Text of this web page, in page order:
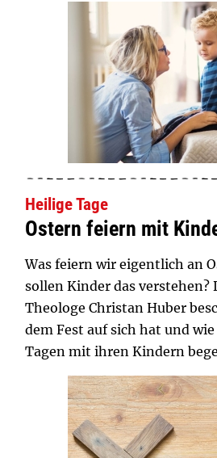
Heilige Tage
Ostern feiern mit
Was feiern wir eigentlich an
sollen Kinder das verstehen?
Theologe Christan Huber
dem Fest auf sich hat und
Tagen mit ihren Kindern